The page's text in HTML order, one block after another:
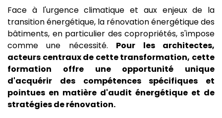
Face à l'urgence climatique et aux enjeux de la
transition énergétique, la rénovation énergétique des
bâtiments, en particulier des copropriétés, s'impose
comme une nécessité. Pour les architectes,
acteurs centraux de cette transformation, cette
formation offre une opportunité unique
d'acquérir des compétences spécifiques et
pointues en matière d'audit énergétique et de
stratégies de rénovation.